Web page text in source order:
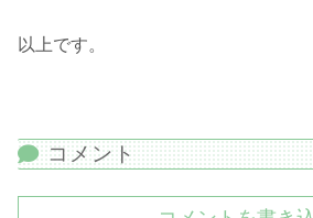
以上です。
コメント